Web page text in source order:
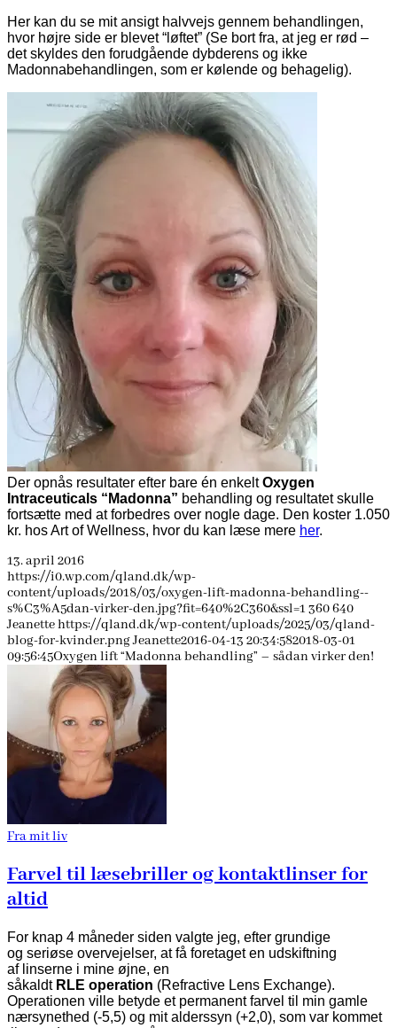
Her kan du se mit ansigt halvvejs gennem behandlingen,
hvor højre side er blevet “løftet” (Se bort fra, at jeg er rød –
det skyldes den forudgående dybderens og ikke
Madonnabehandlingen, som er kølende og behagelig).
Der opnås resultater efter bare én enkeltOxygen
Intraceuticals “Madonna” behandling og resultatet skulle
fortsætte med at forbedres over nogle dage. Den koster 1.050
kr. hos Art of Wellness, hvor du kan læse mere her.
13. april 2016
https://i0.wp.com/qland.dk/wp-
content/uploads/2018/03/oxygen-lift-madonna-behandling--
s%C3%A5dan-virker-den.jpg?fit=640%2C360&ssl=1 360640
Jeanettehttps://qland.dk/wp-content/uploads/2025/03/qland-
blog-for-kvinder.pngJeanette2016-04-13 20:34:582018-03-01
09:56:45Oxygen lift “Madonna behandling” – sådan virker den!
Fra mit liv
Farvel til læsebriller og kontaktlinser for
altid
For knap 4 måneder siden valgte jeg, efter grundige
og seriøse overvejelser, at få foretaget en udskiftning
af linserne i mine øjne, en
såkaldt RLE operation (Refractive Lens Exchange).
Operationen ville betyde et permanent farvel til min gamle
nærsynethed (-5,5) og mit alderssyn (+2,0), som var kommet